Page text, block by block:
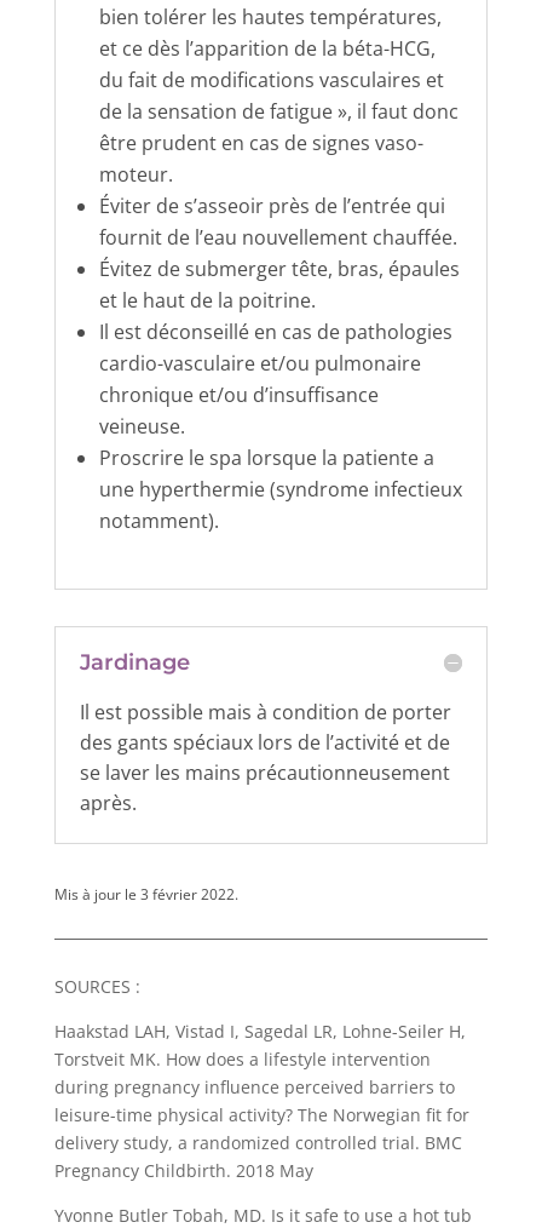
bien tolérer les hautes températures,
et ce dès l’apparition de la béta-HCG,
du fait de modifications vasculaires et
de la sensation de fatigue », il faut donc
être prudent en cas de signes vaso-
moteur.
Éviter de s’asseoir près de l’entrée qui
fournit de l’eau nouvellement chauffée.
Évitez de submerger tête, bras, épaules
et le haut de la poitrine.
Il est déconseillé en cas de pathologies
cardio-vasculaire et/ou pulmonaire
chronique et/ou d’insuffisance
veineuse.
Proscrire le spa lorsque la patiente a
une hyperthermie (syndrome infectieux
notamment).
Jardinage
Il est possible mais à condition de porter
des gants spéciaux lors de l’activité et de
se laver les mains précautionneusement
après.
Mis à jour le 3 février 2022.
SOURCES :
Haakstad LAH, Vistad I, Sagedal LR, Lohne-Seiler H,
Torstveit MK. How does a lifestyle intervention
during pregnancy influence perceived barriers to
leisure-time physical activity? The Norwegian fit for
delivery study, a randomized controlled trial. BMC
Pregnancy Childbirth. 2018 May
Yvonne Butler Tobah, MD. Is it safe to use a hot tub